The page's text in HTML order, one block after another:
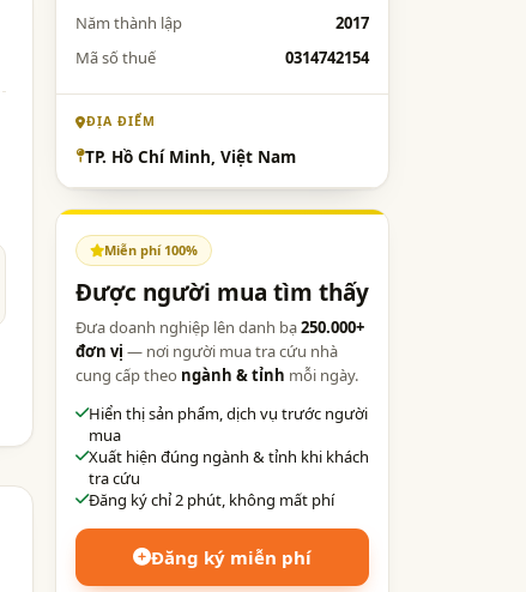
Năm thành lập
2017
Mã số thuế
0314742154
ĐỊA ĐIỂM
TP. Hồ Chí Minh, Việt Nam
Miễn phí 100%
Được người mua tìm thấy
Đưa doanh nghiệp lên danh bạ250.000+
đơn vị — nơi người mua tra cứu nhà
cung cấp theo ngành & tỉnh mỗi ngày.
Hiển thị sản phẩm, dịch vụ trước người
mua
Xuất hiện đúng ngành & tỉnh khi khách
tra cứu
Đăng ký chỉ 2 phút, không mất phí
Đăng ký miễn phí